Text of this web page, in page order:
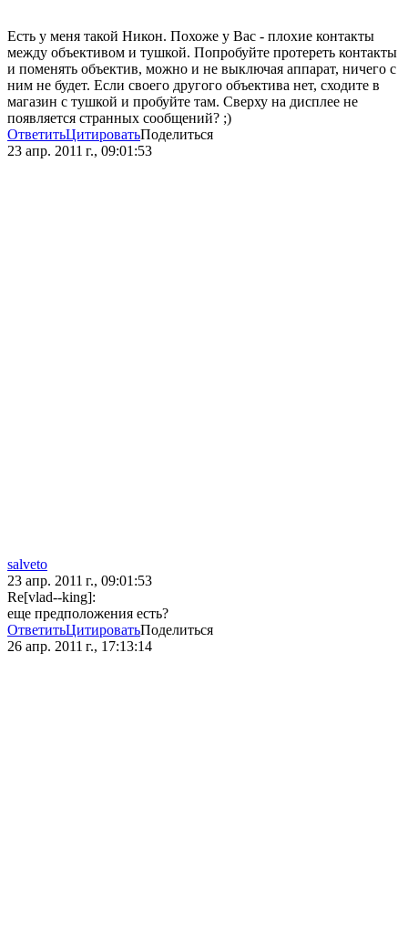
Есть у меня такой Никон. Похоже у Вас - плохие контакты
между объективом и тушкой. Попробуйте протереть контакты
и поменять объектив, можно и не выключая аппарат, ничего с
ним не будет. Если своего другого объектива нет, сходите в
магазин с тушкой и пробуйте там. Сверху на дисплее не
появляется странных сообщений? ;)
ОтветитьЦитироватьПоделиться
23 апр. 2011 г., 09:01:53
salveto
23 апр. 2011 г., 09:01:53
Re[vlad--king]:
еще предположения есть?
ОтветитьЦитироватьПоделиться
26 апр. 2011 г., 17:13:14